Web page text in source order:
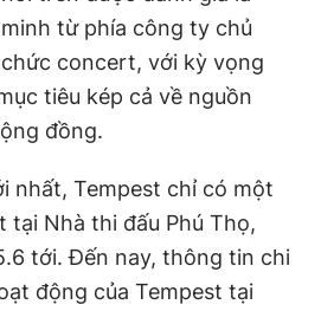
từ phía công ty chủ
concert, với kỳ vọng
tiêu kép cả về nguồn
đồng.
nhất, Tempest chỉ có một
tại Nhà thi đấu Phú Thọ,
tới. Đến nay, thông tin chi
động của Tempest tại